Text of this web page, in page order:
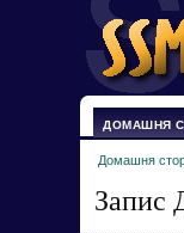
ДОМАШНЯ
Домашня
Запис